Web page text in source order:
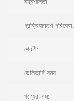
সহনশীলতা:
প্রক্রিয়াকরণ পরিষেবা:
শ্রেণী:
ডেলিভারি সময়:
পণ্যের নাম: